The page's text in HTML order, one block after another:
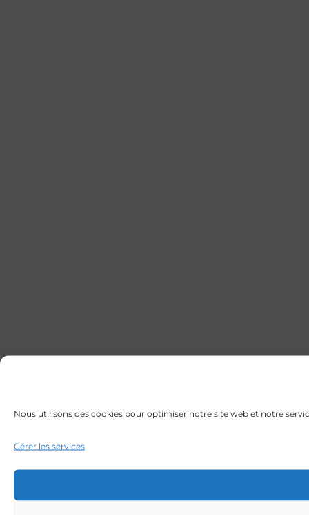
Nous utilisons des cookies pour optimiser notre site web et notre
Gérer les services